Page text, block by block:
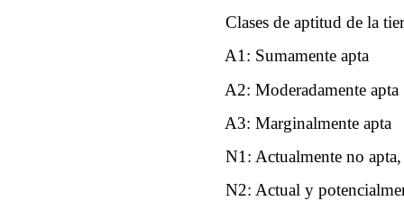
Clases de aptitud de la tierra
A1: Sumamente apta
A2: Moderadamente apta
A3: Marginalmente apta
N1: Actualmente no apta, pero
N2: Actual y potencialmente